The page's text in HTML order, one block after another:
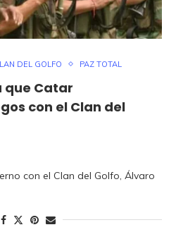
DEL GOLFO PAZ TOTAL
que Catar
con el Clan del
con el Clan del Golfo, Álvaro